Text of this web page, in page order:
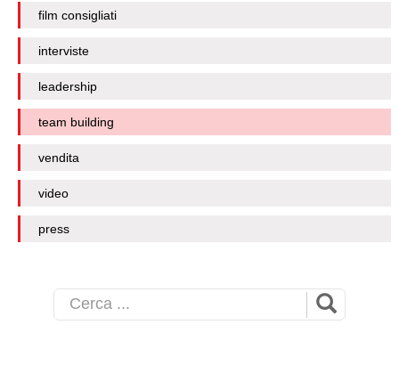
film consigliati
interviste
leadership
team building
vendita
video
press